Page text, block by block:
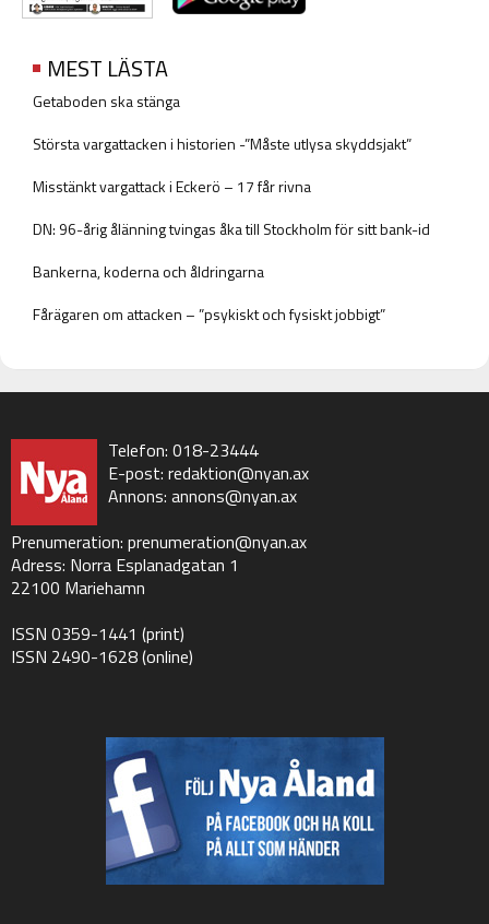
MEST LÄSTA
Getaboden ska stänga
Största vargattacken i historien -”Måste utlysa skyddsjakt”
Misstänkt vargattack i Eckerö – 17 får rivna
DN: 96-årig ålänning tvingas åka till Stockholm för sitt bank-id
Bankerna, koderna och åldringarna
Fårägaren om attacken – ”psykiskt och fysiskt jobbigt”
Telefon: 018-23444
E-post: redaktion@nyan.ax
Annons: annons@nyan.ax
Prenumeration: prenumeration@nyan.ax
Adress: Norra Esplanadgatan 1
22100 Mariehamn
ISSN 0359-1441 (print)
ISSN 2490-1628 (online)